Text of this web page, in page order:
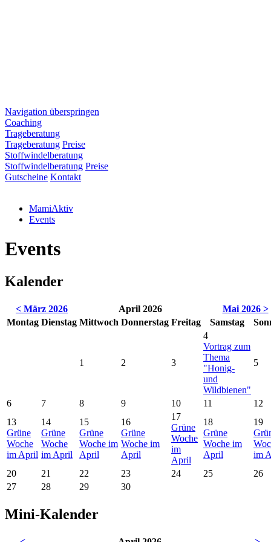
Navigation überspringen
Coaching
Trageberatung
Trageberatung Preise
Stoffwindelberatung
Stoffwindelberatung Preise
Gutscheine Kontakt
MamiAktiv
Events
Events
Kalender
< März 2026 April 2026
Mai 2026 >
Montag Dienstag Mittwoch Donnerstag Freitag Samstag So
1 2 3
4
Vortrag zum
Thema
"Honig-
und
Wildbienen"
5
6 7 8 9 10 11
12
13
Grüne
Woche
im April
14
Grüne
Woche
im April
15
Grüne
Woche im
April
16
Grüne
Woche im
April
17
Grüne
Woche
im
April
18
Grüne
Woche im
April
19
im
20
21 22 23 24 25
26
27
28 29 30
Mini-Kalender